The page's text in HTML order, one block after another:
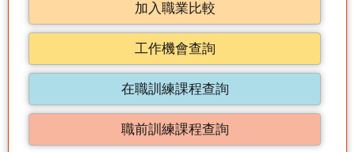
加入職業比較
工作機會查詢
在職訓練課程查詢
職前訓練課程查詢